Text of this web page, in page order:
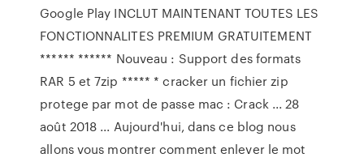
Google Play INCLUT MAINTENANT TOUTES LES
FONCTIONNALITES PREMIUM GRATUITEMENT
****** ****** Nouveau : Support des formats
RAR 5 et 7zip ***** * cracker un fichier zip
protege par mot de passe mac : Crack ... 28
août 2018 ... Aujourd'hui, dans ce blog nous
allons vous montrer comment enlever le mot